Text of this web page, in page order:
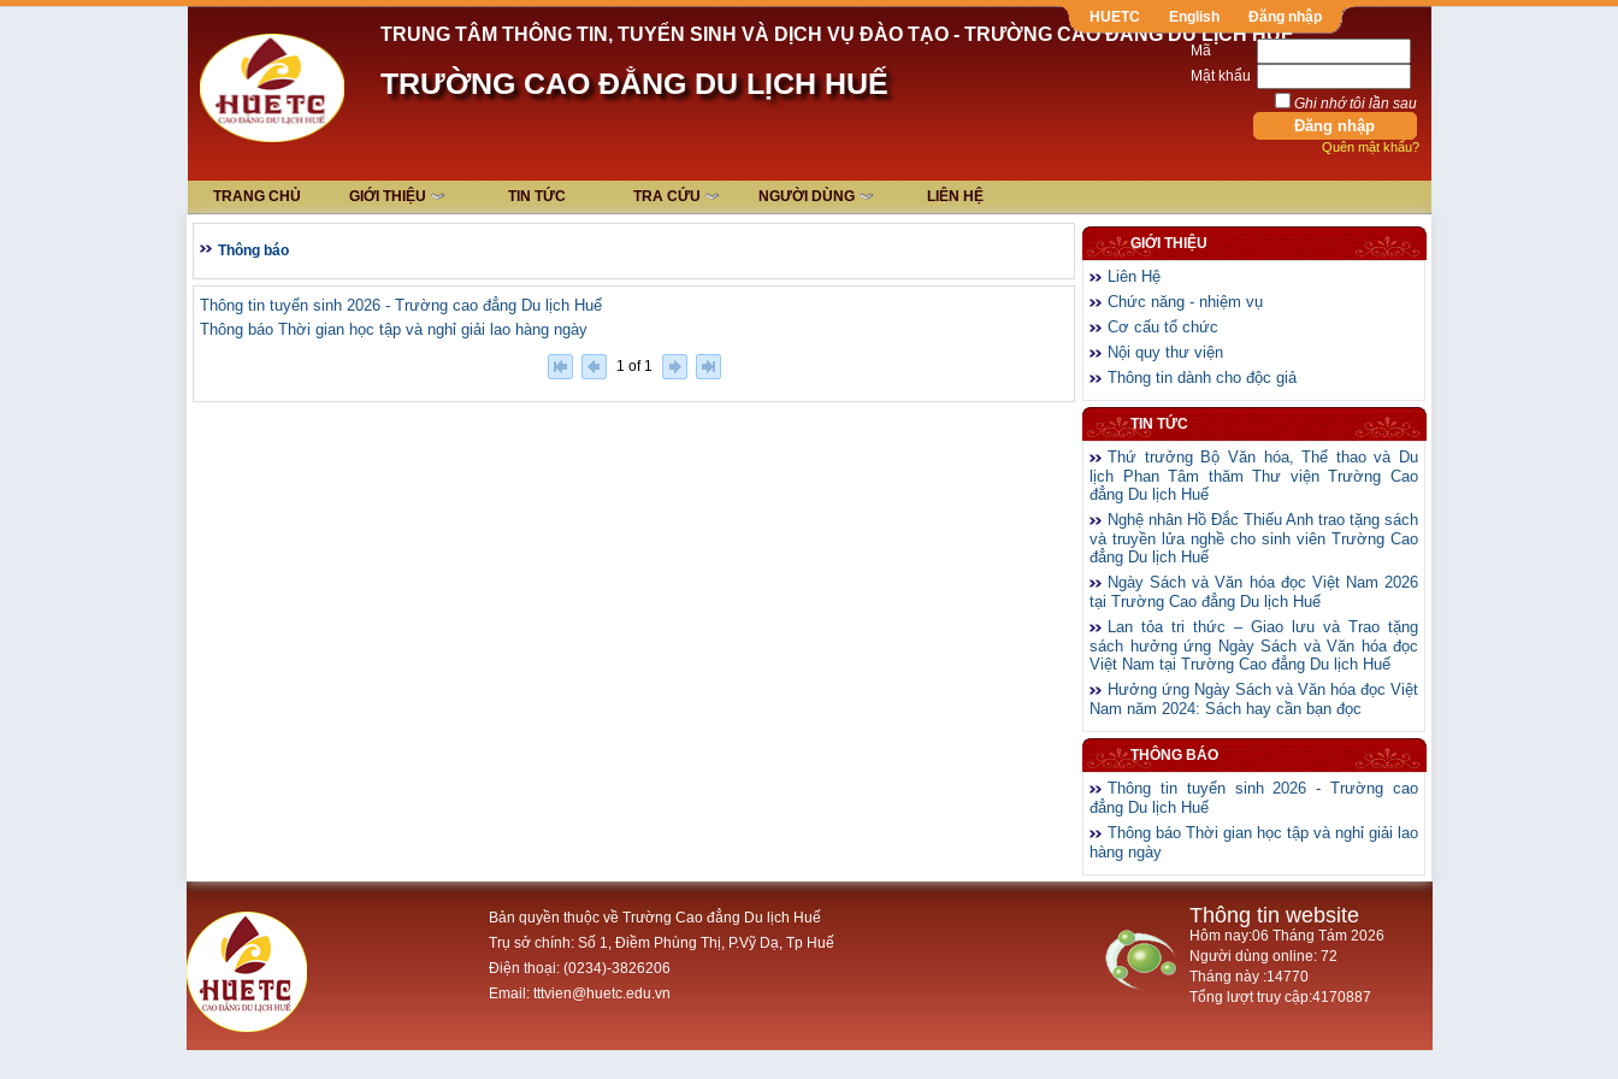
HUETC English Đăng nhập
TRUNG TÂM THÔNG TIN, TUYỂN SINH VÀ DỊCH VỤ ĐÀO TẠO - TRƯỜNG CAO ĐẲNG DU LỊCH HUẾ
TRƯỜNG CAO ĐẲNG DU LỊCH HUẾ
Mã
Mật khẩu
Ghi nhớ tôi lần sau
Quên mật khẩu?
TRANG CHỦ GIỚI THIỆU TIN TỨC TRA CỨU NGƯỜI DÙNG LIÊN HỆ
Thông báo
Thông tin tuyển sinh 2026 - Trường cao đẳng Du lịch Huế
Thông báo Thời gian học tập và nghỉ giải lao hàng ngày
1 of 1
GIỚI THIỆU
Liên Hệ
Chức năng - nhiệm vụ
Cơ cấu tổ chức
Nội quy thư viện
Thông tin dành cho độc giả
TIN TỨC
Thứ trưởng Bộ Văn hóa, Thể thao và Du
lịch Phan Tâm thăm Thư viện Trường Cao
đẳng Du lịch Huế
Nghệ nhân Hồ Đắc Thiếu Anh trao tặng sách
và truyền lửa nghề cho sinh viên Trường Cao
đẳng Du lịch Huế
Ngày Sách và Văn hóa đọc Việt Nam 2026
tại Trường Cao đẳng Du lịch Huế
Lan tỏa tri thức – Giao lưu và Trao tặng
sách hưởng ứng Ngày Sách và Văn hóa đọc
Việt Nam tại Trường Cao đẳng Du lịch Huế
Hưởng ứng Ngày Sách và Văn hóa đọc Việt
Nam năm 2024: Sách hay cần bạn đọc
THÔNG BÁO
Thông tin tuyển sinh 2026 - Trường cao
đẳng Du lịch Huế
Thông báo Thời gian học tập và nghỉ giải lao
hàng ngày
Bản quyền thuộc về Trường Cao đẳng Du lịch Huế
Trụ sở chính: Số 1, Điềm Phùng Thị, P.Vỹ Dạ, Tp Huế
Điện thoại: (0234)-3826206
Email: tttvien@huetc.edu.vn
Thông tin website
Hôm nay:06 Tháng Tám 2026
Người dùng online: 72
Tháng này :14770
Tổng lượt truy cập:4170887